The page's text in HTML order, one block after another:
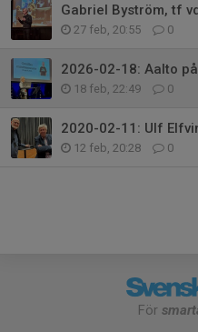
27 feb, 20:55 0
2026-02-18: Aalto
18 feb, 22:49 0
2020-02-11: Ulf
12 feb, 20:28 0
För